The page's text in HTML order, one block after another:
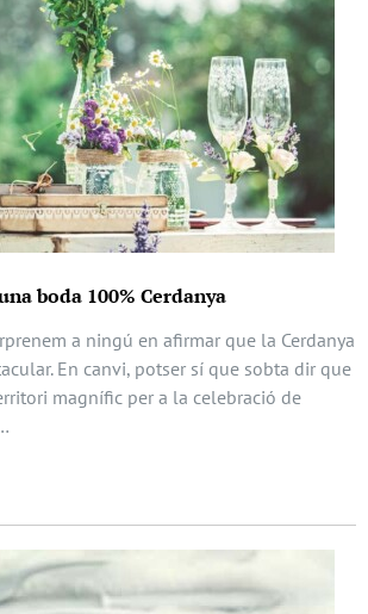
boda 100% Cerdanya
a ningú en afirmar que la Cerdanya
En canvi, potser sí que sobta dir que
magnífic per a la celebració de